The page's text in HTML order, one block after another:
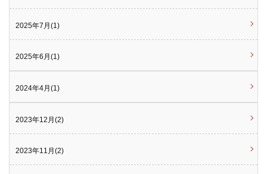
2025年7月(1)
2025年6月(1)
2024年4月(1)
2023年12月(2)
2023年11月(2)